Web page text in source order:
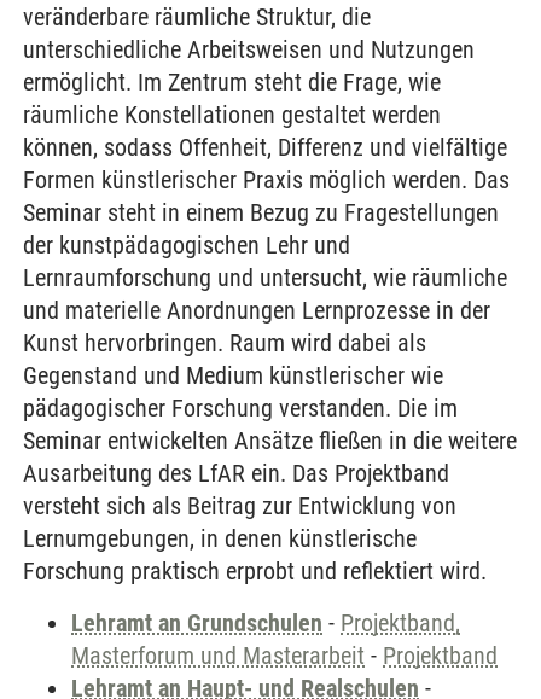
veränderbare räumliche Struktur, die
unterschiedliche Arbeitsweisen und Nutzungen
ermöglicht. Im Zentrum steht die Frage, wie
räumliche Konstellationen gestaltet werden
können, sodass Offenheit, Differenz und vielfältige
Formen künstlerischer Praxis möglich werden. Das
Seminar steht in einem Bezug zu Fragestellungen
der kunstpädagogischen Lehr und
Lernraumforschung und untersucht, wie räumliche
und materielle Anordnungen Lernprozesse in der
Kunst hervorbringen. Raum wird dabei als
Gegenstand und Medium künstlerischer wie
pädagogischer Forschung verstanden. Die im
Seminar entwickelten Ansätze fließen in die weitere
Ausarbeitung des LfAR ein. Das Projektband
versteht sich als Beitrag zur Entwicklung von
Lernumgebungen, in denen künstlerische
Forschung praktisch erprobt und reflektiert wird.
Lehramt an Grundschulen - Projektband,
Masterforum und Masterarbeit - Projektband
Lehramt an Haupt- und Realschulen -